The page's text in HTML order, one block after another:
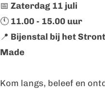
📅 Zaterdag 11 juli
🕚11.00 - 15.00 uur
📍 Bijenstal bij het
Made
Kom langs, beleef en